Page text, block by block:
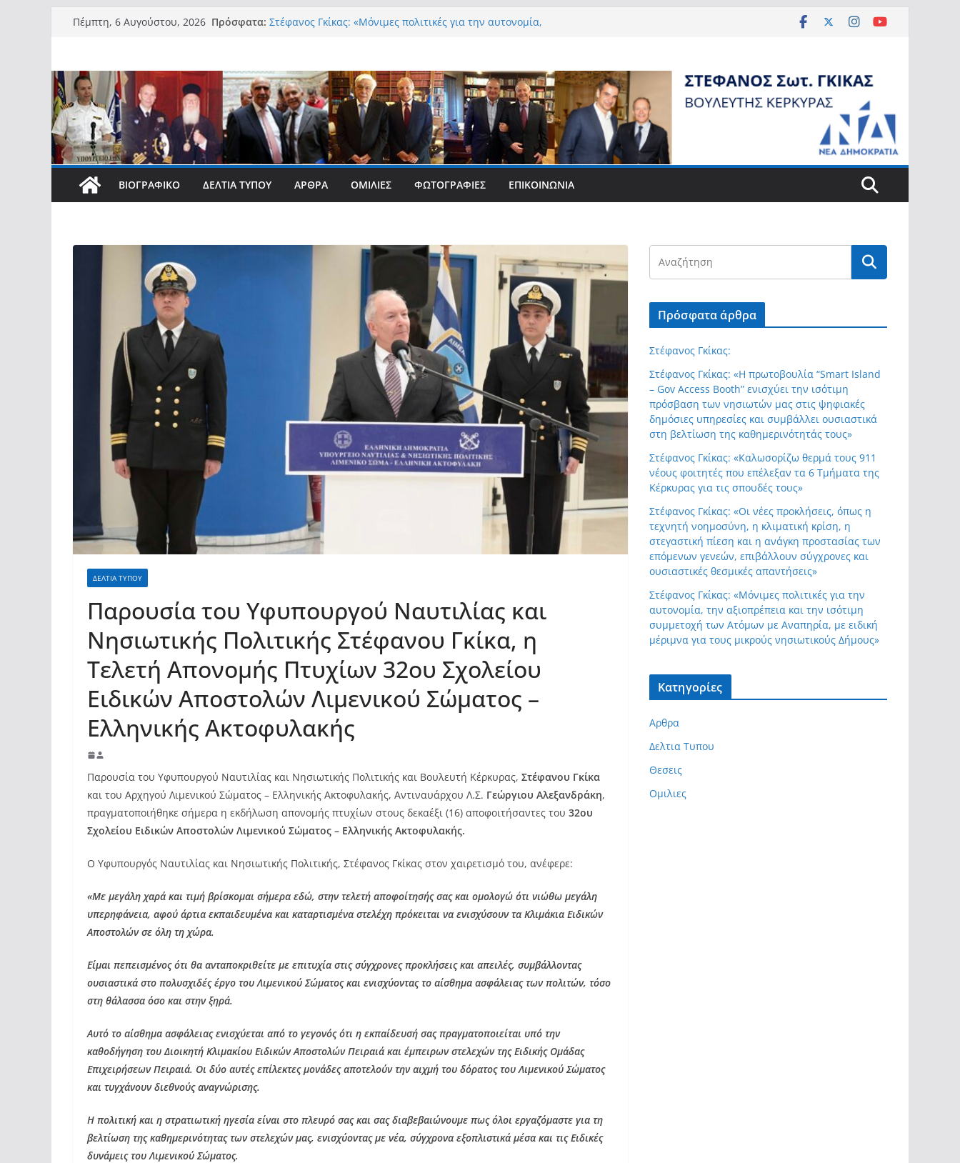
Μετάβαση
Πέμπτη, 6 Αυγούστου, 2026 Πρόσφατα: Στέφανος Γκίκας: «Μόνιμες πολιτικές για την αυτονομία,
Στέφανος Γκίκας:
Στέφανος Γκίκας: «Η πρωτοβουλία “Smart Island – Gov
Access Booth” ενισχύει την ισότιμη πρόσβαση των
νησιωτών μας στις ψηφιακές δημόσιες υπηρεσίες και
συμβάλλει ουσιαστικά στη βελτίωση της καθημερινότητάς
τους»
Στέφανος Γκίκας: «Καλωσορίζω θερμά τους 911 νέους
φοιτητές που επέλεξαν τα 6 Τμήματα της Κέρκυρας για τις
σπουδές τους»
σύγχρονες και ουσιαστικές θεσμικές απαντήσεις»
ΒΙΟΓΡΑΦΙΚΌ ΔΕΛΤΊΑ ΤΎΠΟΥ ΆΡΘΡΑ ΟΜΙΛΊΕΣ ΦΩΤΟΓΡΑΦΊΕΣ ΕΠΙΚΟΙΝΩΝΊΑ
ΔΕΛΤΙΑ ΤΥΠΟΥ
Παρουσία του Υφυπουργού Ναυτιλίας και
Νησιωτικής Πολιτικής Στέφανου Γκίκα, η
Τελετή Απονομής Πτυχίων 32ου Σχολείου
Ειδικών Αποστολών Λιμενικού Σώματος –
Ελληνικής Ακτοφυλακής
Παρουσία του Υφυπουργού Ναυτιλίας και Νησιωτικής Πολιτικής και Βουλευτή Κέρκυρας, Στέφανου Γκίκα
και του Αρχηγού Λιμενικού Σώματος – Ελληνικής Ακτοφυλακής, Αντιναυάρχου Λ.Σ. Γεώργιου Αλεξανδράκη,
πραγματοποιήθηκε σήμερα η εκδήλωση απονομής πτυχίων στους δεκαέξι (16) αποφοιτήσαντες του 32ου
Σχολείου Ειδικών Αποστολών Λιμενικού Σώματος – Ελληνικής Ακτοφυλακής.
Ο Υφυπουργός Ναυτιλίας και Νησιωτικής Πολιτικής, Στέφανος Γκίκας στον χαιρετισμό του, ανέφερε:
«Με μεγάλη χαρά και τιμή βρίσκομαι σήμερα εδώ, στην τελετή αποφοίτησής σας και ομολογώ ότι νιώθω μεγάλη
υπερηφάνεια, αφού άρτια εκπαιδευμένα και καταρτισμένα στελέχη πρόκειται να ενισχύσουν τα Κλιμάκια Ειδικών
Αποστολών σε όλη τη χώρα.
Είμαι πεπεισμένος ότι θα ανταποκριθείτε με επιτυχία στις σύγχρονες προκλήσεις και απειλές, συμβάλλοντας
ουσιαστικά στο πολυσχιδές έργο του Λιμενικού Σώματος και ενισχύοντας το αίσθημα ασφάλειας των πολιτών, τόσο
στη θάλασσα όσο και στην ξηρά.
Αυτό το αίσθημα ασφάλειας ενισχύεται από το γεγονός ότι η εκπαίδευσή σας πραγματοποιείται υπό την
καθοδήγηση του Διοικητή Κλιμακίου Ειδικών Αποστολών Πειραιά και έμπειρων στελεχών της Ειδικής Ομάδας
Επιχειρήσεων Πειραιά. Οι δύο αυτές επίλεκτες μονάδες αποτελούν την αιχμή του δόρατος του Λιμενικού Σώματος
και τυγχάνουν διεθνούς αναγνώρισης.
Η πολιτική και η στρατιωτική ηγεσία είναι στο πλευρό σας και σας διαβεβαιώνουμε πως όλοι εργαζόμαστε για τη
βελτίωση της καθημερινότητας των στελεχών μας, ενισχύοντας με νέα, σύγχρονα εξοπλιστικά μέσα και τις Ειδικές
δυνάμεις του Λιμενικού Σώματος.
Πρόσφατα άρθρα
Στέφανος Γκίκας:
Στέφανος Γκίκας: «Η πρωτοβουλία “Smart Island
– Gov Access Booth” ενισχύει την ισότιμη
πρόσβαση των νησιωτών μας στις ψηφιακές
δημόσιες υπηρεσίες και συμβάλλει ουσιαστικά
στη βελτίωση της καθημερινότητάς τους»
Στέφανος Γκίκας: «Καλωσορίζω θερμά τους 911
νέους φοιτητές που επέλεξαν τα 6 Τμήματα της
Κέρκυρας για τις σπουδές τους»
Στέφανος Γκίκας: «Οι νέες προκλήσεις, όπως η
τεχνητή νοημοσύνη, η κλιματική κρίση, η
στεγαστική πίεση και η ανάγκη προστασίας των
επόμενων γενεών, επιβάλλουν σύγχρονες και
ουσιαστικές θεσμικές απαντήσεις»
Στέφανος Γκίκας: «Μόνιμες πολιτικές για την
αυτονομία, την αξιοπρέπεια και την ισότιμη
συμμετοχή των Ατόμων με Αναπηρία, με ειδική
μέριμνα για τους μικρούς νησιωτικούς Δήμους»
Kατηγορίες
Αρθρα
Δελτια Τυπου
Θεσεις
Ομιλιες